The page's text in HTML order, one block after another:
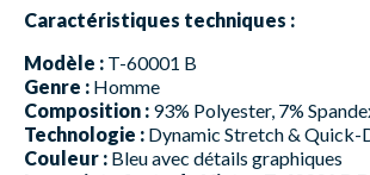
Caractéristiques techniques :
Modèle : T-60001 B
Genre : Homme
Composition : 93% Polyester, 7%
Technologie : Dynamic Stretch & Quick-
Couleur : Bleu avec détails graphiques